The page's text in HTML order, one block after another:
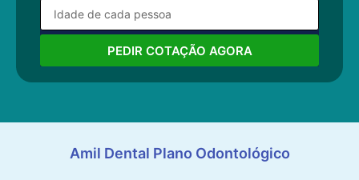
PEDIR COTAÇÃO AGORA
Amil Dental Plano Odontológico